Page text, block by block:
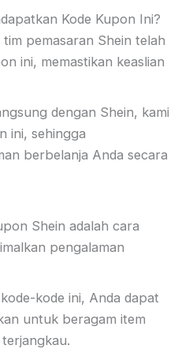
Kode Kupon Ini?
pemasaran Shein telah
ini, memastikan keaslian
dengan Shein, kami
ini, sehingga
berbelanja Anda secara
Shein adalah cara
pengalaman
kode ini, Anda dapat
untuk beragam item